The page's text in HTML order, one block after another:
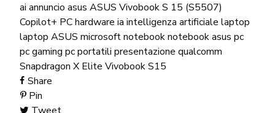
ai annuncio asus ASUS Vivobook S 15 (S5507)
Copilot+ PChardware ia intelligenza artificiale laptop
laptop ASUS microsoftnotebooknotebook asus pc
pc gaming pc portatili presentazione qualcomm
Snapdragon X Elite Vivobook S15
Share
Pin